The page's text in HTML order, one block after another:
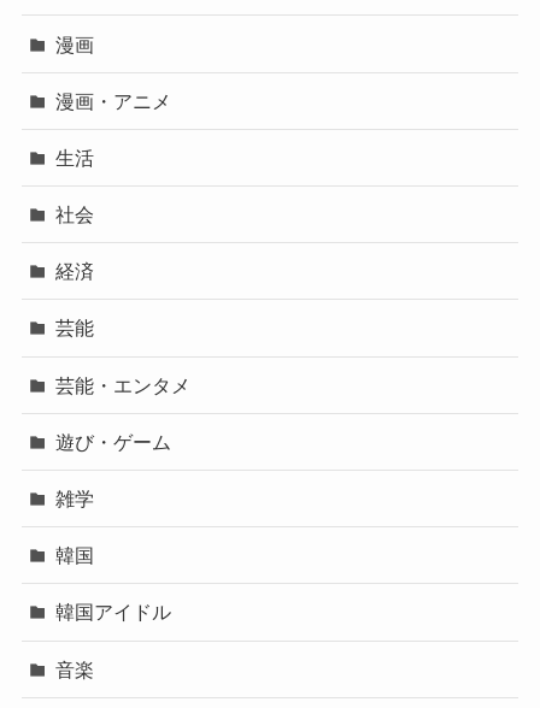
漫画
漫画・アニメ
生活
社会
経済
芸能
芸能・エンタメ
遊び・ゲーム
雑学
韓国
韓国アイドル
音楽